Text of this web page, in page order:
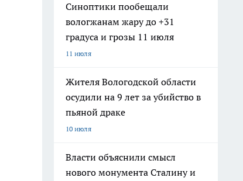
Синоптики пообещали
вологжанам жару до +31
градуса и грозы 11 июля
11 июля
Жителя Вологодской области
осудили на 9 лет за убийство в
пьяной драке
10 июля
Власти объяснили смысл
нового монумента Сталину и